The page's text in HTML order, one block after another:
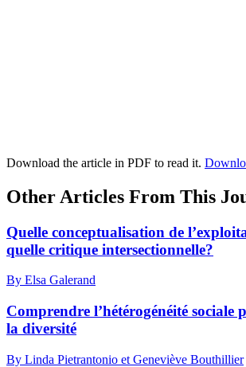
Download the article in PDF to read it.
Other Articles From This
Quelle conceptualisation de
quelle critique intersectionnelle?
By Elsa Galerand
Comprendre l’hétérogénéité
la diversité
By Linda Pietrantonio et Geneviève Bouthillier